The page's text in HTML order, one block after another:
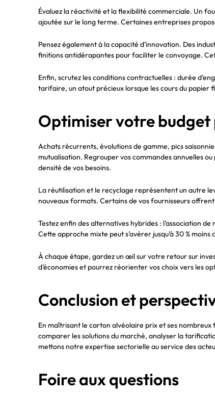
Évaluez la réactivité et la flexibilité commerciale. Un
ajoutée sur le long terme. Certaines entreprises
Pensez également à la capacité d’innovation. Des
finitions antidérapantes pour faciliter le convoyage.
Enfin, scrutez les conditions contractuelles : durée
tarifaire, un atout précieux lorsque les cours du papier
Optimiser votre budget
Achats récurrents, évolutions de gamme, pics
mutualisation. Regrouper vos commandes annuelles
densité de vos besoins.
La réutilisation et le recyclage représentent un autre
nouveaux formats. Certains de vos fournisseurs
Testez enfin des alternatives hybrides : l’association
Cette approche mixte peut s’avérer jusqu’à 30 %
À chaque étape, gardez un œil sur votre retour sur
d’économies et pourrez réorienter vos choix vers les
Conclusion et
En maîtrisant le carton alvéolaire prix et ses nombreux
comparer les solutions du marché, analyser la
mettons notre expertise sectorielle au service des
Foire aux questions